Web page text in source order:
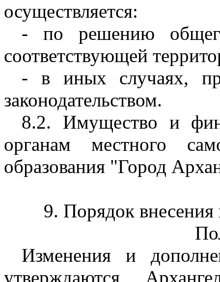
осуществляется:
- по решению
соответствующей
- в иных случаях,
законодательством.
8.2. Имущество и
органам местного
образования "Город
9. Порядок
Изменения и
утверждаются